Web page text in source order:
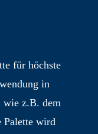
für höchste
in
wie z.B. dem
Palette wird